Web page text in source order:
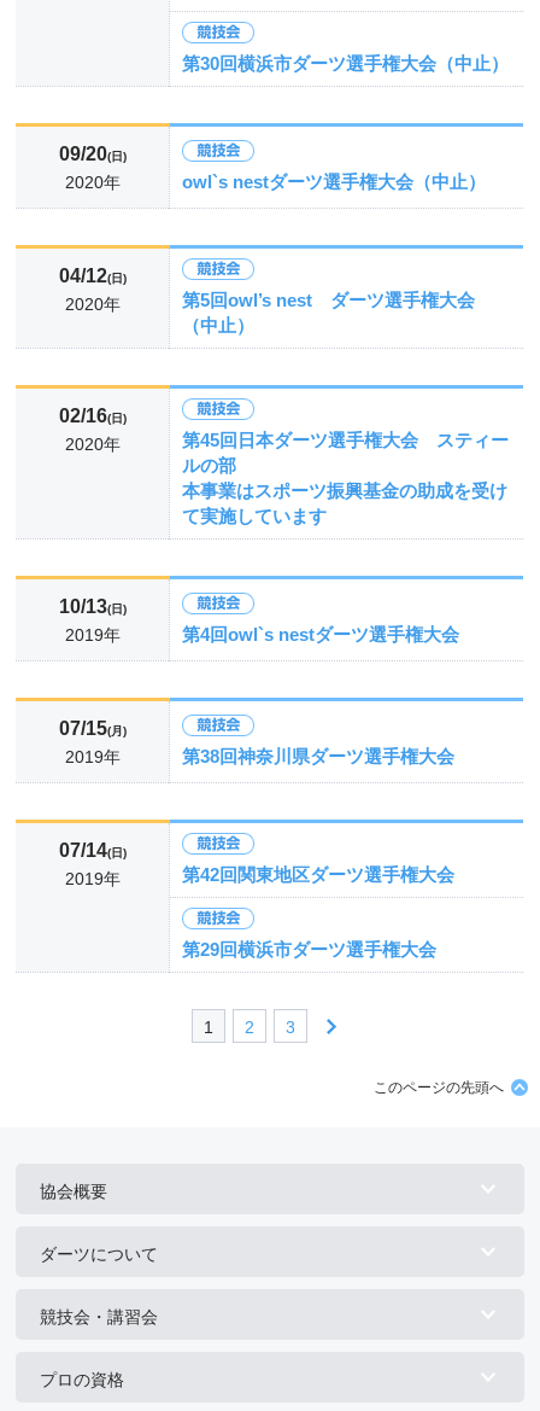
第30回横浜市ダーツ選手権大会（中止）
09/20(日)
2020年 owl`s nestダーツ選手権大会（中止）
04/12(日)
2020年
第5回owl’s nest ダーツ選手権大会
（中止）
02/16(日)
2020年
第45回日本ダーツ選手権大会 スティー
ルの部
本事業はスポーツ振興基金の助成を受け
て実施しています
10/13(日)
2019年 第4回owl`s nestダーツ選手権大会
07/15(月)
2019年 第38回神奈川県ダーツ選手権大会
07/14(日)
2019年 第42回関東地区ダーツ選手権大会
第29回横浜市ダーツ選手権大会
1 2 3
このページの先頭へ
協会概要
ダーツについて
競技会・講習会
プロの資格